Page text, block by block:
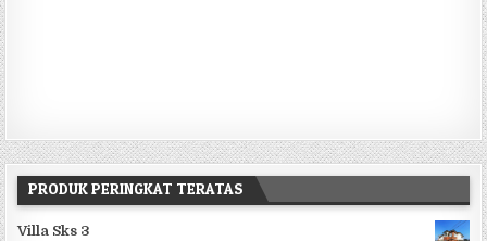
PRODUK PERINGKAT TERATAS
Villa Sks 3